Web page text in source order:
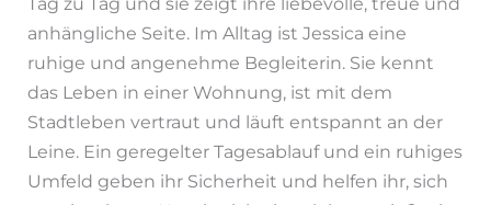
anhängliche Seite. Im Alltag ist Jessica eine
ruhige und angenehme Begleiterin. Sie kennt
das Leben in einer Wohnung, ist mit dem
Stadtleben vertraut und läuft entspannt an der
Leine. Ein geregelter Tagesablauf und ein ruhiges
Umfeld geben ihr Sicherheit und helfen ihr, sich